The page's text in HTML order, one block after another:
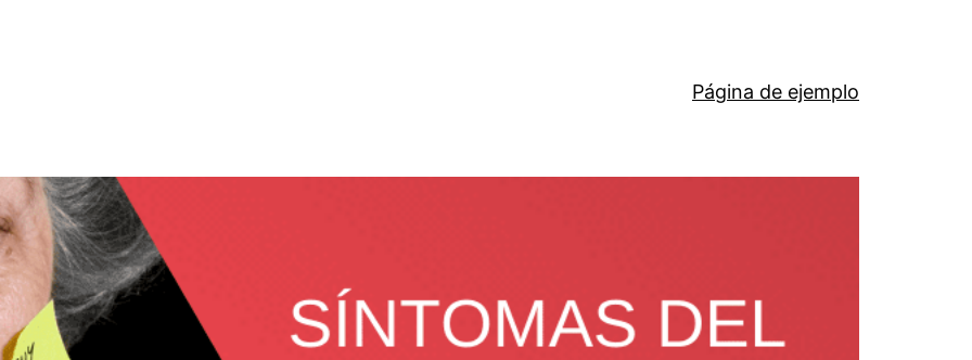
Página de ejemplo